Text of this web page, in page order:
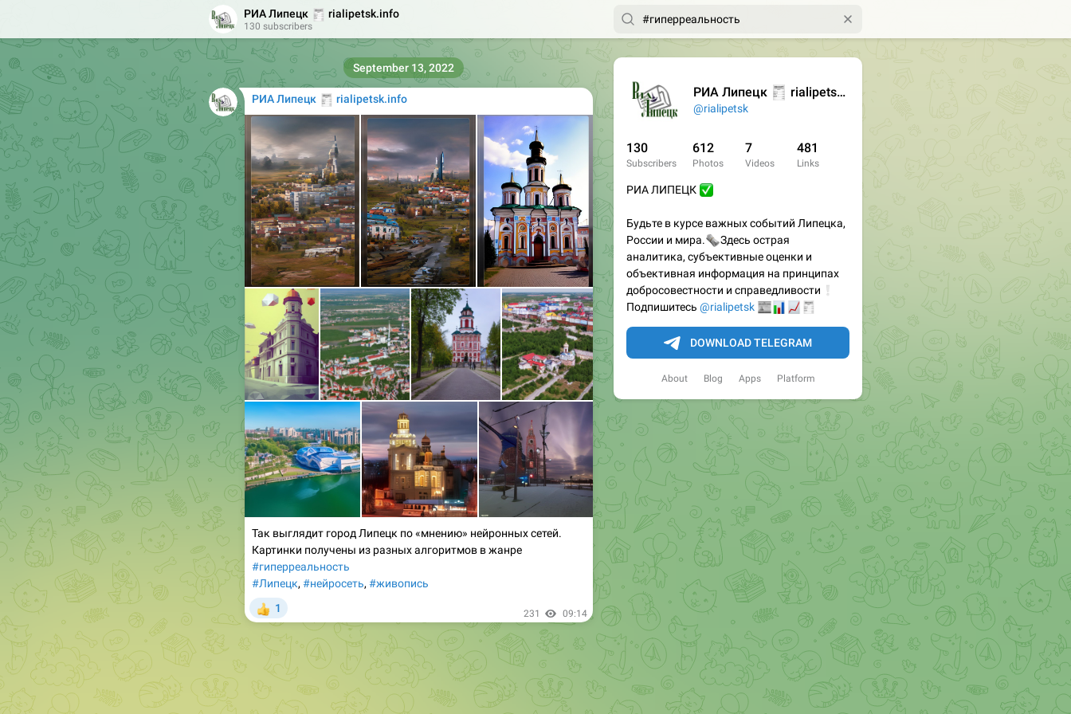
РИА Липецк
🧾rialipetsk.info
@rialipetsk
130
Subscribers
612
Photos
7
Videos
481
Links
РИА ЛИПЕЦК
✅
Будьте в курсе важных событий Липецка,
России и мира.
🗞Здесь острая
аналитика, субъективные оценки и
объективная информация на принципах
добросовестности и справедливости
❕
Подпишитесь @rialipetsk
📰
📊
📈
🧾
DOWNLOAD TELEGRAM
About Blog Apps Platform
РИА Липецк
🧾rialipetsk.info
130 subscribers
РИА Липецк
🧾rialipetsk.info
Так выглядит город Липецк по «мнению» нейронных сетей.
Картинки получены из разных алгоритмов в жанре
#гиперреальность
#Липецк, #нейросеть, #живопись
👍
1 231 09:14
September 13, 2022